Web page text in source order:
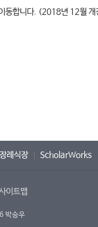
동합니다. (2018년 12월 개
장례식장 ScholarWorks
이트맵
박승우